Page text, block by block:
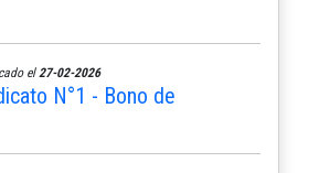
el 27-02-2026
N°1 - Bono de